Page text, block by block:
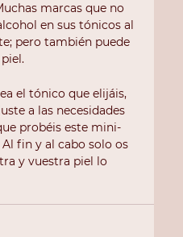
marcas que no
en sus tónicos al
pero también puede
el tónico que elijáis,
a las necesidades
probéis este mini-
fin y al cabo solo os
y vuestra piel lo